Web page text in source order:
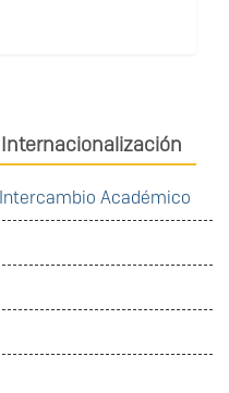
Académico